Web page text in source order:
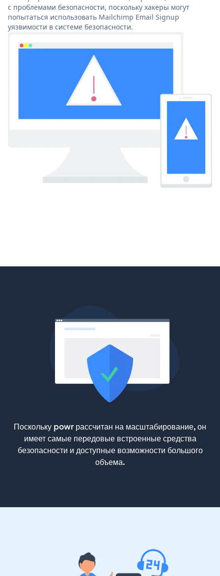
с проблемами безопасности, поскольку хакеры могут
попытаться использовать Mailchimp Email Signup
уязвимости в системе безопасности.
Поскольку powr рассчитан на масштабирование, он
имеет самые передовые встроенные средства
безопасности и доступные возможности большого
объема.